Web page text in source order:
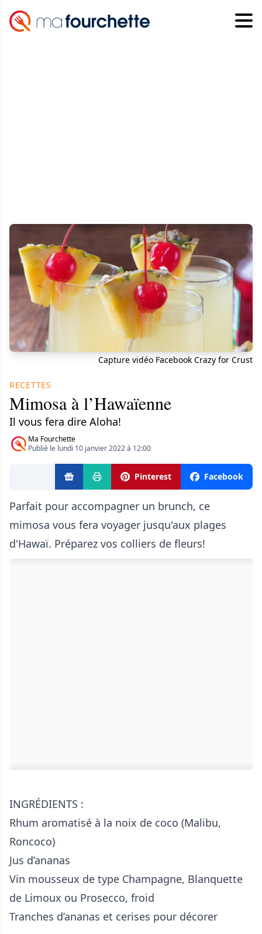
Capture vidéo Facebook Crazy for Crust
RECETTES
Mimosa à l’Hawaïenne
Il vous fera dire Aloha!
Ma Fourchette
Publié le lundi 10 janvier 2022 à 12:00
Pinterest Facebook
Parfait pour accompagner un brunch, ce
mimosa vous fera voyager jusqu'aux plages
d'Hawaï. Préparez vos colliers de fleurs!
INGRÉDIENTS :
Rhum aromatisé à la noix de coco (Malibu,
Roncoco)
Jus d’ananas
Vin mousseux de type Champagne, Blanquette
de Limoux ou Prosecco, froid
Tranches d’ananas et cerises pour décorer